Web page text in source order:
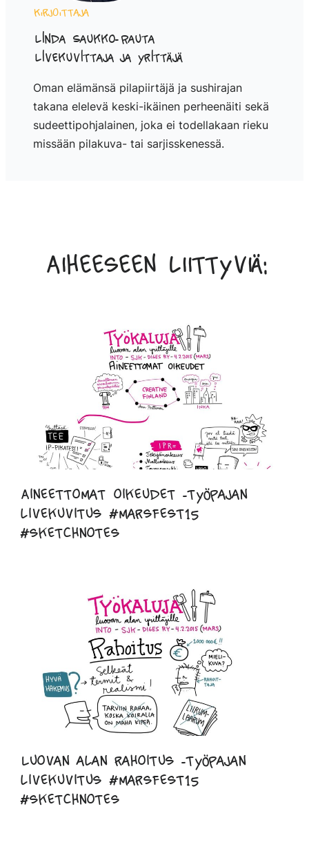
Kirjoittaja
Linda Saukko-Rauta
Livekuvittaja ja yrittäjä
Oman elämänsä pilapiirtäjä ja sushirajan
takana elelevä keski-ikäinen perheenäiti sekä
sudeettipohjalainen, joka ei todellakaan rieku
missään pilakuva- tai sarjisskenessä.
Aiheeseen liittyviä:
Aineettomat oikeudet -työpajan
livekuvitus #marsfest15
#sketchnotes
Luovan alan rahoitus -työpajan
livekuvitus #marsfest15
#sketchnotes